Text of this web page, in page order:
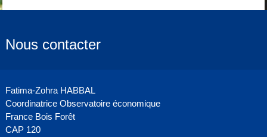
Nous contacter
Fatima-Zohra HABBAL
Coordinatrice Observatoire économique
France Bois Forêt
CAP 120